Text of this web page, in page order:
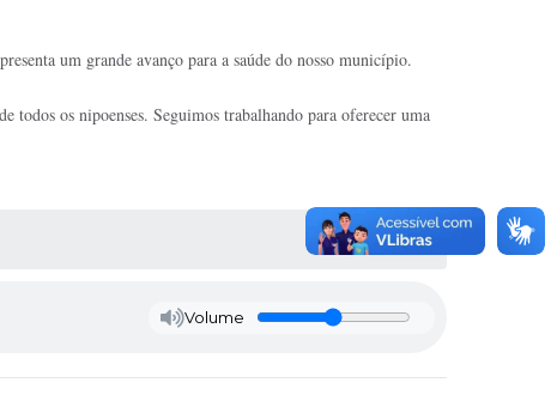
um grande avanço para a saúde do nosso município.
todos os nipoenses. Seguimos trabalhando para oferecer uma
Volume